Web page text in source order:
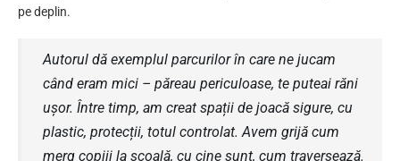
pe deplin.
Autorul dă exemplul parcurilor în care ne jucam
când eram mici – păreau periculoase, te puteai răni
ușor. Între timp, am creat spații de joacă sigure, cu
plastic, protecții, totul controlat. Avem grijă cum
merg copiii la școală, cu cine sunt, cum traversează.